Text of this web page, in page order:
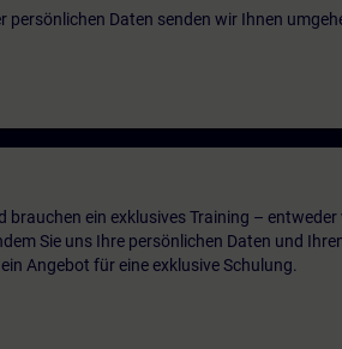
Daten senden wir Ihnen
ein exklusives Training – entweder
Sie uns Ihre persönlichen Daten und
Angebot für eine exklusive Schulung.